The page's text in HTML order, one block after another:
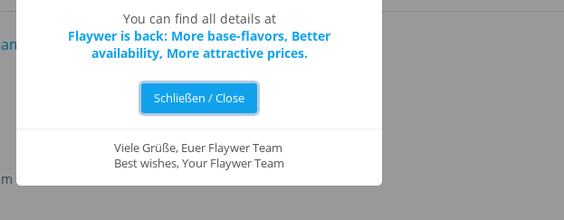
You can find all details at
Flaywer is back: More base-flavors, Better
availability, More attractive prices.
Schließen / Close
Viele Grüße, Euer Flaywer Team
Best wishes, Your Flaywer Team